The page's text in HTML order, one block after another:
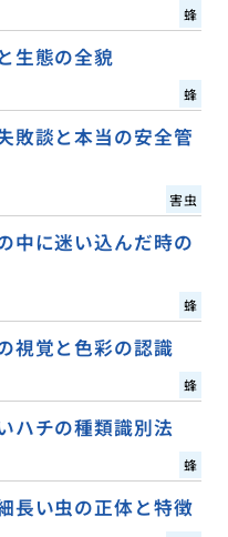
蜂
生態の全貌
蜂
敗談と本当の安全管
害虫
中に迷い込んだ時の
蜂
視覚と色彩の認識
蜂
ハチの種類識別法
蜂
長い虫の正体と特徴